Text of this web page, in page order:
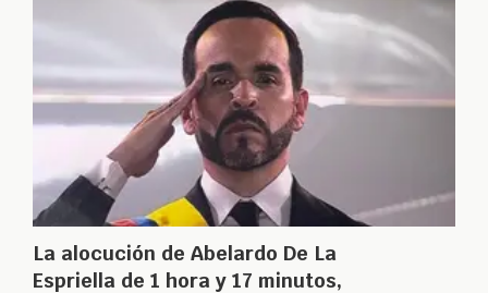
La alocución de Abelardo De La
Espriella de 1 hora y 17 minutos,